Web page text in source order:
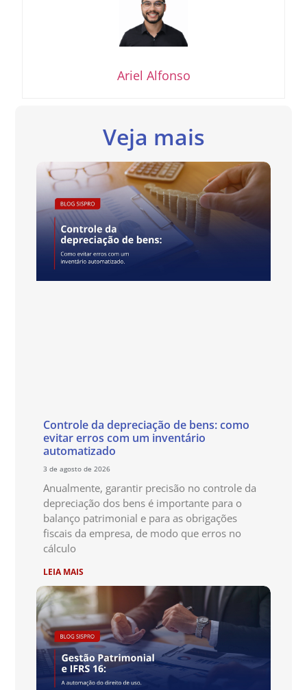
Ariel Alfonso
Veja mais
Controle da depreciação de bens: como
evitar erros com um inventário
automatizado
3 de agosto de 2026
Anualmente, garantir precisão no controle da
depreciação dos bens é importante para o
balanço patrimonial e para as obrigações
fiscais da empresa, de modo que erros no
cálculo
LEIA MAIS